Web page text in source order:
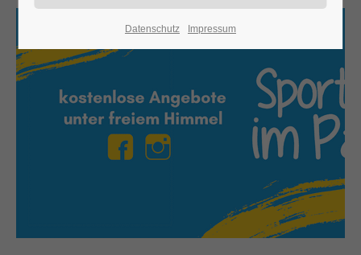
Datenschutz Impressum